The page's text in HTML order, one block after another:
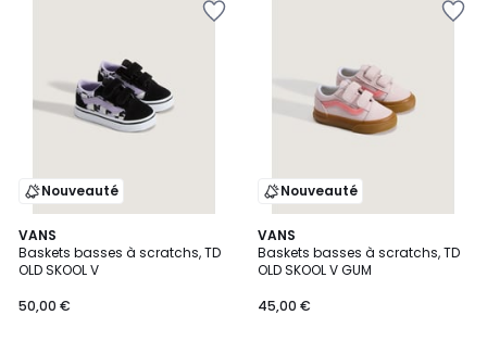
Nouveauté
VANS
Baskets basses à scratchs, TD
OLD SKOOL V
50,00 €
Nouveauté
VANS
Baskets basses à scratchs, TD
OLD SKOOL V GUM
45,00 €